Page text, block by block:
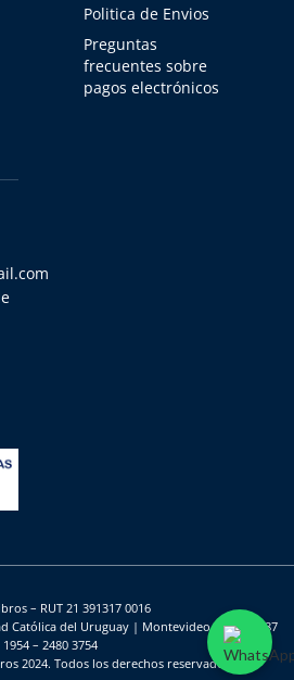
Politica de Envios
Preguntas
frecuentes sobre
pagos electrónicos
– RUT 21 391317 0016
Católica del Uruguay | Montevideo – UY | 2487
1954 – 2480 3754
2024. Todos los derechos reservados.